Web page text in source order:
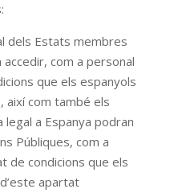
dels Estats membres
com a personal
que els espanyols
així com també els
a Espanya podran
Públiques, com a
de condicions que els
apartat